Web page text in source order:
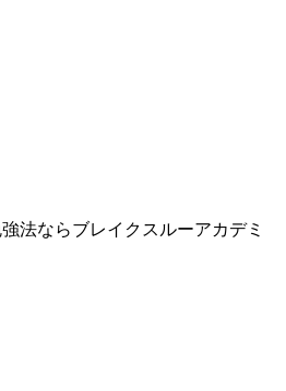
法ならブレイクスルーアカデミ